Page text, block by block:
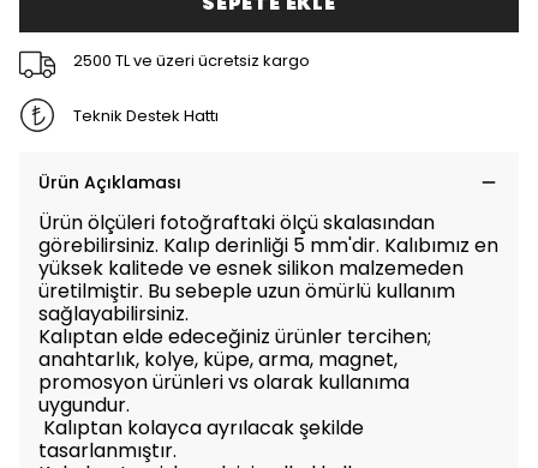
2500 TL ve üzeri ücretsiz kargo
Teknik Destek Hattı
Ürün Açıklaması
Ürün ölçüleri fotoğraftaki ölçü skalasından
görebilirsiniz. Kalıp derinliği 5 mm'dir. Kalıbımız en
yüksek kalitede ve esnek silikon malzemeden
üretilmiştir. Bu sebeple uzun ömürlü kullanım
sağlayabilirsiniz.
Kalıptan elde edeceğiniz ürünler tercihen;
anahtarlık, kolye, küpe, arma, magnet,
promosyon ürünleri vs olarak kullanıma
uygundur.
Kalıptan kolayca ayrılacak şekilde
tasarlanmıştır.